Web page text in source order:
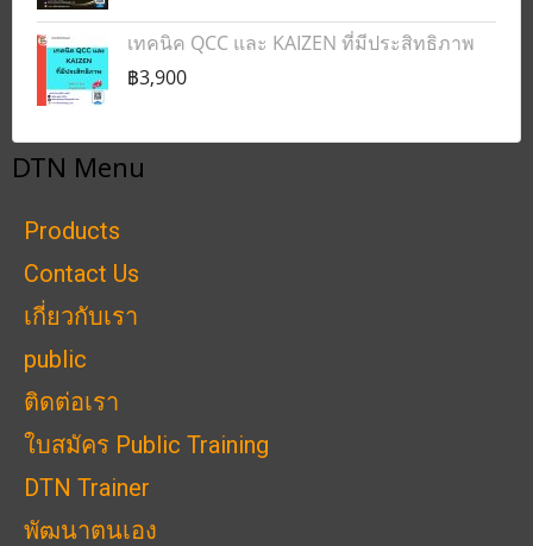
เทคนิค QCC และ KAIZEN ที่มีประสิทธิภาพ
฿3,900
DTN Menu
Products
Contact Us
เกี่ยวกับเรา
public
ติดต่อเรา
ใบสมัคร Public Training
DTN Trainer
พัฒนาตนเอง